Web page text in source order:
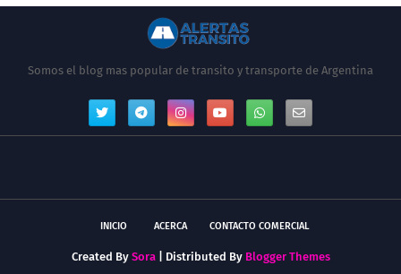
Somos el blog mas popular de transito y transporte de Argentina
INICIO ACERCA CONTACTO COMERCIAL
Created By Sora| Distributed By Blogger Themes